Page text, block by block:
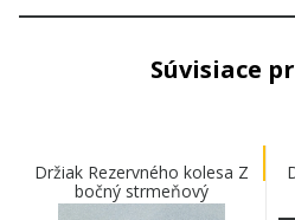
Súvisiace
Držiak Rezervného kolesa Z
bočný strmeňový